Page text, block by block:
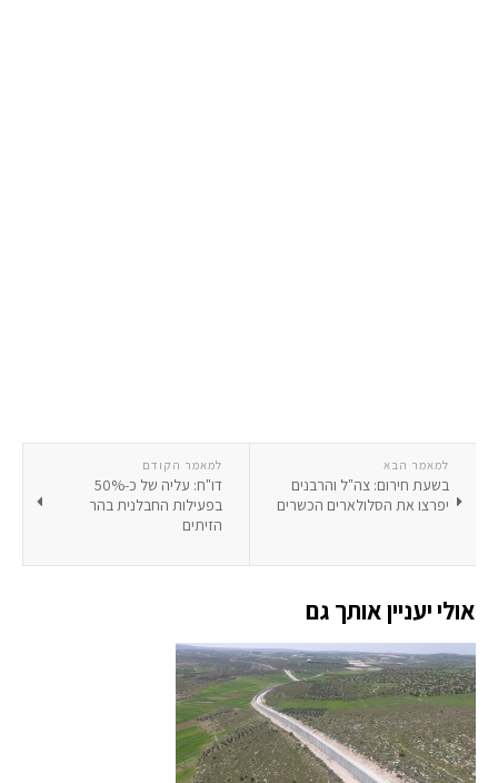
למאמר הקודם
דו"ח: עליה של כ-50%
בפעילות החבלנית בהר
הזיתים
למאמר הבא
בשעת חירום: צה"ל והרבנים
יפרצו את הסלולארים הכשרים
אולי יעניין אותך גם